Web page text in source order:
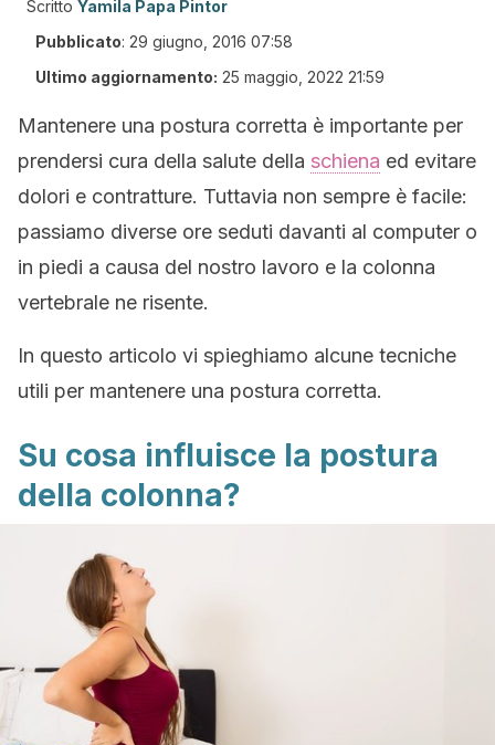
Scritto Yamila Papa Pintor
Pubblicato: 29 giugno, 2016 07:58
Ultimo aggiornamento: 25 maggio, 2022 21:59
Mantenere una postura corretta è importante per
prendersi cura della salute della schiena ed evitare
dolori e contratture. Tuttavia non sempre è facile:
passiamo diverse ore seduti davanti al computer o
in piedi a causa del nostro lavoro e la colonna
vertebrale ne risente.
In questo articolo vi spieghiamo alcune tecniche
utili per mantenere una postura corretta.
Su cosa influisce la postura
della colonna?